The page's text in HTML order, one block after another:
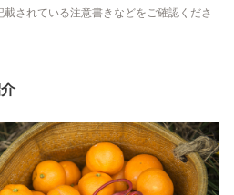
されている注意書きなどをご確認くださ